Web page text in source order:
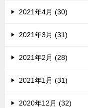
2021年4月 (30)
2021年3月 (31)
2021年2月 (28)
2021年1月 (31)
2020年12月 (32)